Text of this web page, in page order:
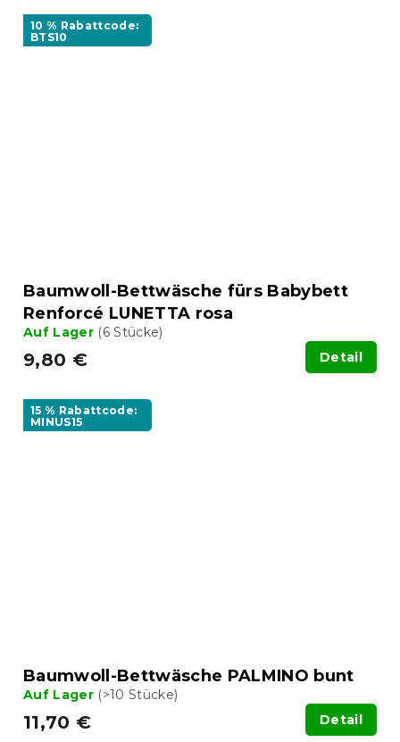
10 % Rabattcode:
BTS10
Baumwoll-Bettwäsche fürs Babybett
Renforcé LUNETTA rosa
Auf Lager (6 Stücke)
9,80 € Detail
15 % Rabattcode:
MINUS15
Baumwoll-Bettwäsche PALMINO bunt
Auf Lager (>10 Stücke)
11,70 € Detail